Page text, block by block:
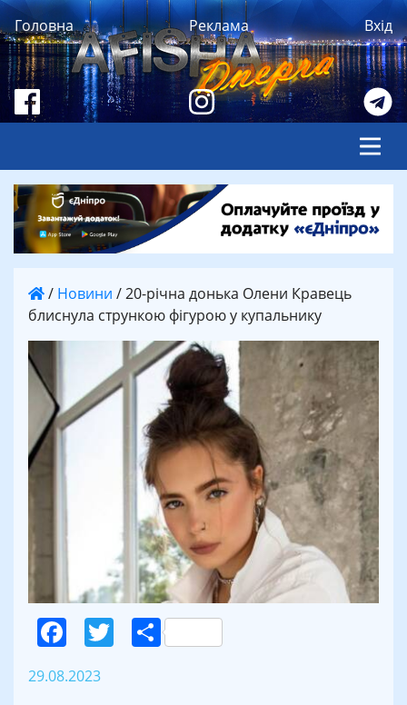
Головна Реклама Вхід
/ Новини /20-річна донька Олени Кравець
блиснула стрункою фігурою у купальнику
Facebook
Twitter
Поділитися
29.08.2023